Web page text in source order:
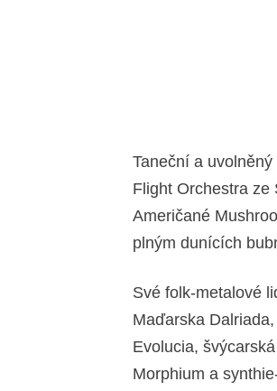
Taneční a
Flight Orchestra ze
Američané
plným dunících
Své folk-metalové
Maďarska
Evolucia,
Morphium a